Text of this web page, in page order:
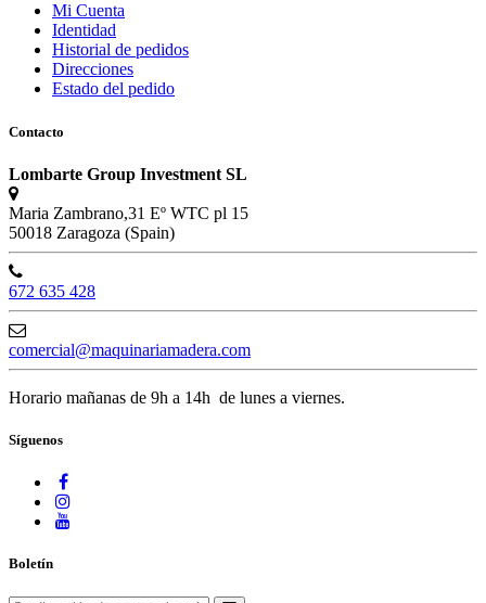
Mi Cuenta
Identidad
Historial de pedidos
Direcciones
Estado del pedido
Contacto
Lombarte Group Investment SL
Maria Zambrano,31 Eº WTC pl 15
50018 Zaragoza (Spain)
672 635 428
comercial@maquinariamadera.com
Horario mañanas de 9h a 14h de lunes a viernes.
Síguenos
Boletín